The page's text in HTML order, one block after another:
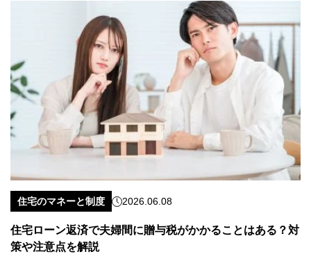
住宅のマネーと制度 2026.06.08
住宅ローン返済で夫婦間に贈与税がかかることはある？対
策や注意点を解説